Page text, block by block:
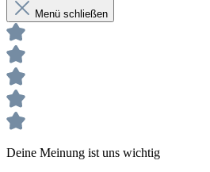
Carbonfaserverstärkt
Sehr elastisch
Menü schließen
Deine Meinung ist uns wichtig